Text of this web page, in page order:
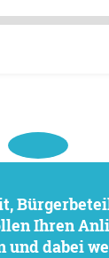
Ihren
und dabei